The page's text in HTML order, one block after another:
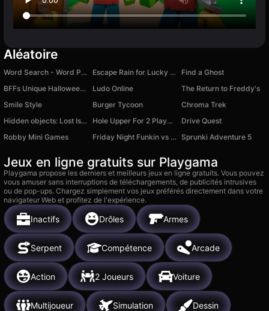
Aléatoire
Word Search - Word Puzzle Escape Rain for Lucky Blocks! Online Sprunki 3D +1
Find a Ghost
BFFs Unique Halloween Costumes
Ludo Online
The Return to Freddy's
Smile Style
Burger Tycoon
Chroma Trek
Hidden objects: Lost Island
Hole Upper For 2 Players
Drive Quest
Robby Mini Games
Friday Night Funkin vs Miku Sprunki Adventure 5
Jeux en ligne gratuits sur Playgama
Playgama propose les derniers et meilleurs jeux en ligne gratuits. Vous pouvez
vous amuser sans interruptions de téléchargements, de publicités intrusives
ou de pop-ups. Chargez simplement vos jeux préférés directement dans votre
navigateur Web et profitez de l'expérience.
Inactifs Drôles Armes
Serpent Compétence Arcade
Action 2 Joueurs Voiture
Multijoueur Simulation Dessin